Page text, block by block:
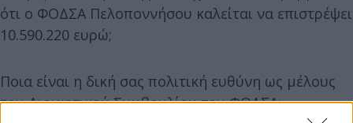
ότι ο ΦΟΔΣΑ Πελοποννήσου καλείται να επιστρέψει
10.590.220 ευρώ;
Ποια είναι η δική σας πολιτική ευθύνη ως μέλους
του Διοικητικού Συμβουλίου του ΦΟΔΣΑ;